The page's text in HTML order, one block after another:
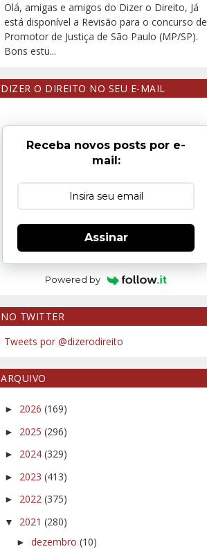
Olá, amigas e amigos do Dizer o Direito, Já
está disponível a Revisão para o concurso de
Promotor de Justiça de São Paulo (MP/SP).
Bons estu...
DIZER O DIREITO NO SEU E-MAIL
Receba novos posts por e-
mail:
Assinar
Powered by
NO TWITTER
Tweets por @dizerodireito
ARQUIVO
► 2026 (169)
► 2025 (296)
► 2024 (329)
► 2023 (413)
► 2022 (375)
▼ 2021 (280)
► dezembro (10)